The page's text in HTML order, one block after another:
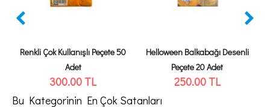
Renkli Çok Kullanışlı Peçete 50
Adet
300.00 TL
Helloween Balkabağı Desenli
Peçete 20 Adet
250.00TL
Bu Kategorinin En Çok Satanları